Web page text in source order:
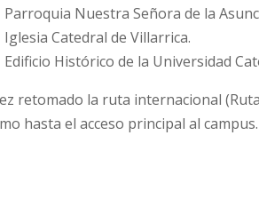
Parroquia Nuestra Señora de la
Iglesia Catedral de Villarrica.
Edificio Histórico de la Universidad
retomado la ruta internacional
hasta el acceso principal al campus.